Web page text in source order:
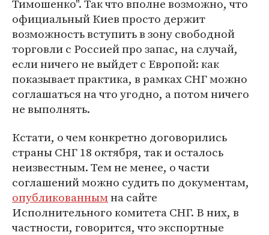
Тимошенко". Так что вполне возможно, что
официальный Киев просто держит
возможность вступить в зону свободной
торговли с Россией про запас, на случай,
если ничего не выйдет с Европой: как
показывает практика, в рамках СНГ можно
соглашаться на что угодно, а потом ничего
не выполнять.
Кстати, о чем конкретно договорились
страны СНГ 18 октября, так и осталось
неизвестным. Тем не менее, о части
соглашений можно судить по документам,
опубликованнымна сайте
Исполнительного комитета СНГ. В них, в
частности, говорится, что экспортные